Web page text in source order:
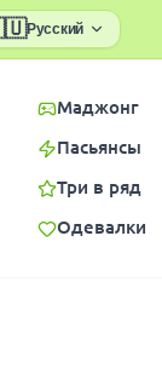
Русский
Маджонг
Пасьянсы
Три в ряд
Одевалки